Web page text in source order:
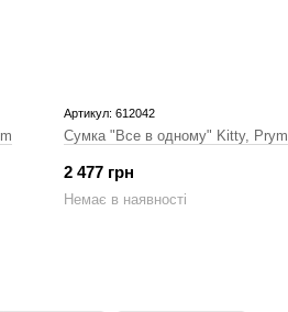
Артикул: 612042
Сумка "Все в одному" Kitty, Prym
2 477 грн
Немає в наявності